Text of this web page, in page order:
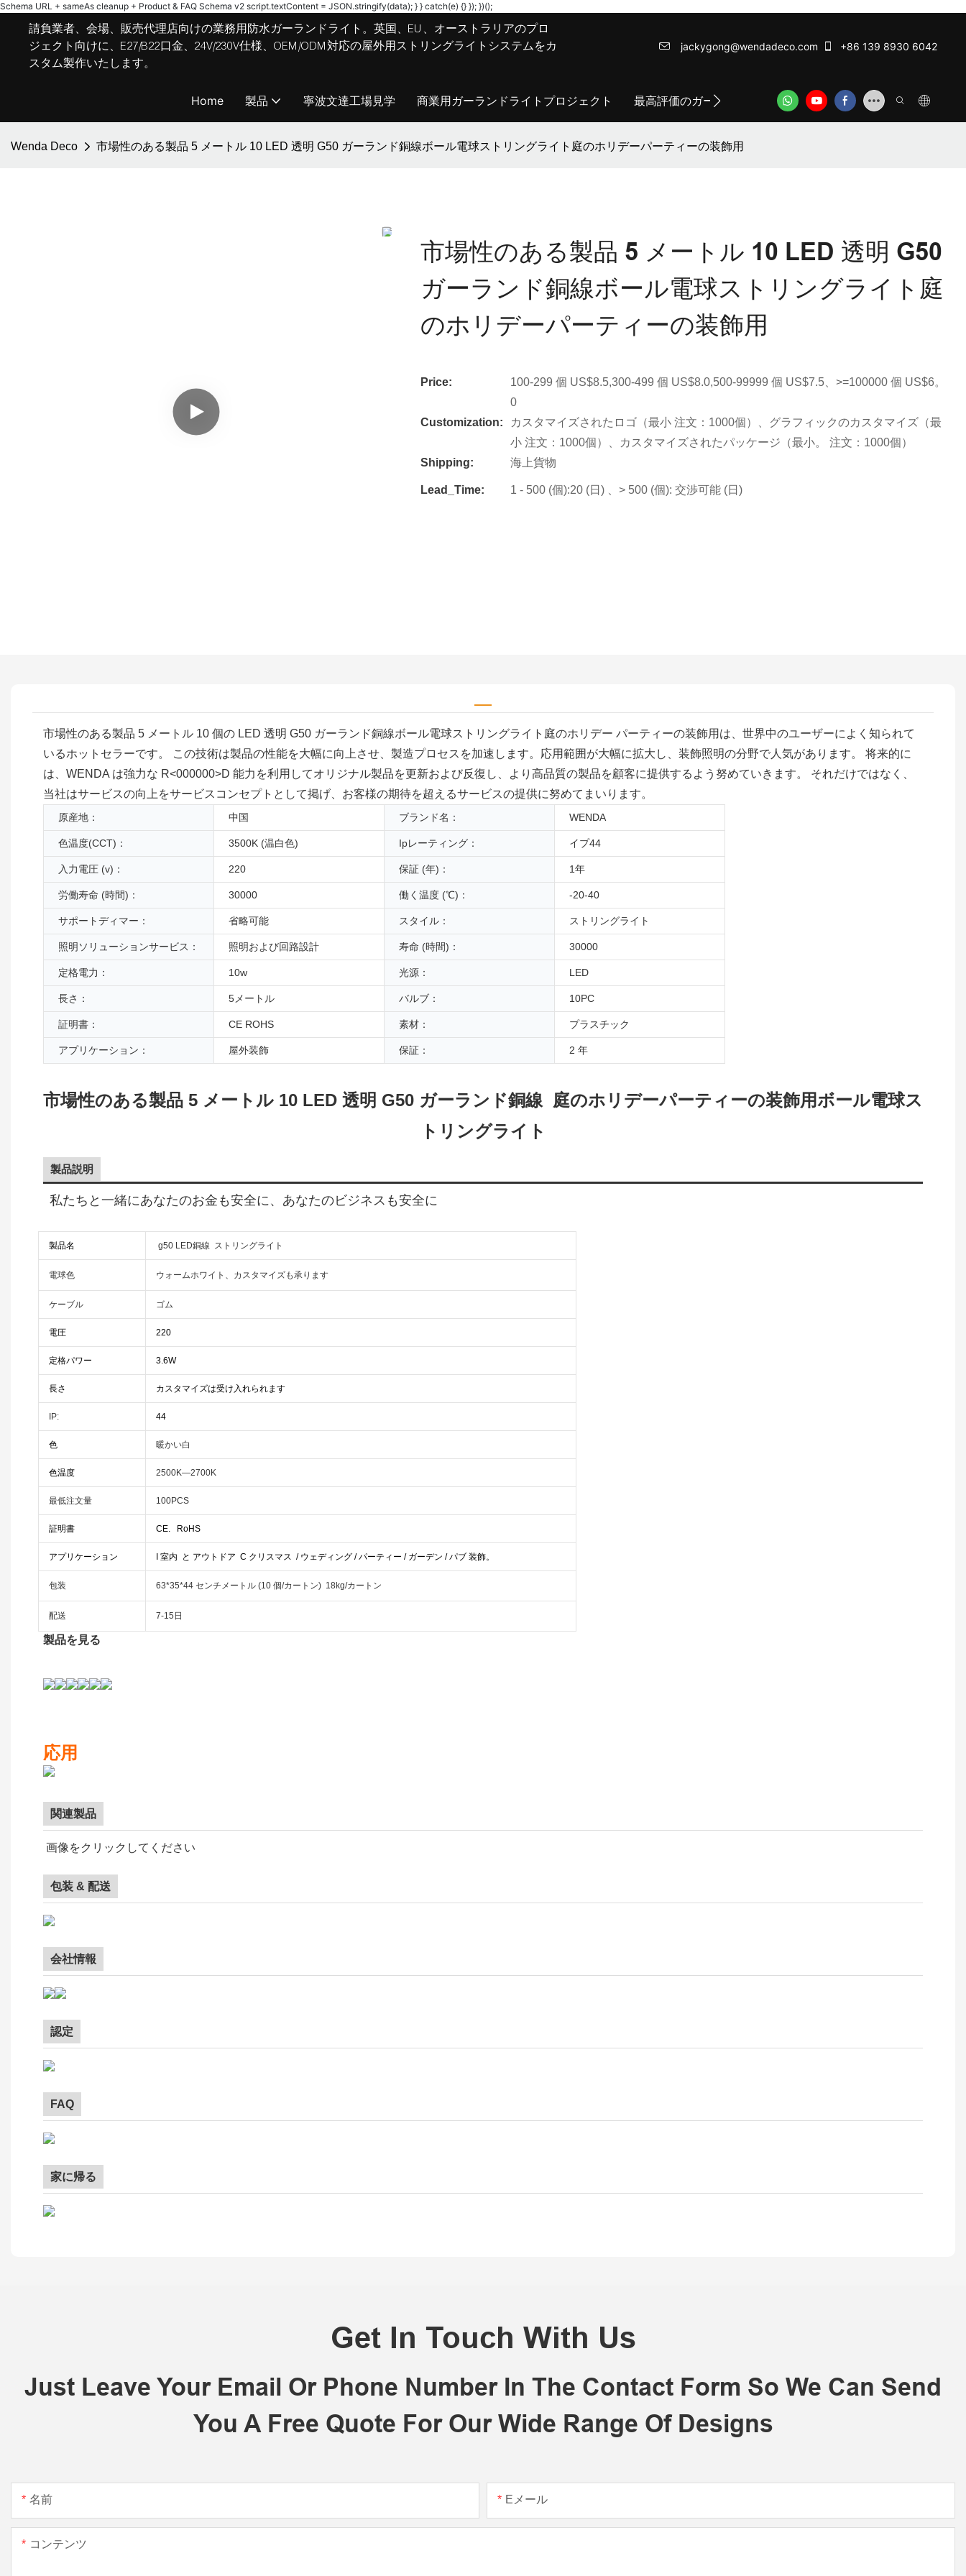
Schema URL + sameAs cleanup + Product & FAQ Schema v2 script.textContent = JSON.stringify(data); } } catch(e) {} }); })();
請負業者、会場、販売代理店向けの業務用防水ガーランドライト。英国、EU、オーストラリアのプロ
ジェクト向けに、E27/B22口金、24V/230V仕様、OEM/ODM対応の屋外用ストリングライトシステムをカ
スタム製作いたします。
jackygong@wendadeco.com​​​​​​​ +86 139 8930 6042
Home 製品 寧波文達工場見学 商業用ガーランドライトプロジェクト 最高評価のガーランドライト ODM/OEM SERVICE
Wenda Deco 市場性のある製品 5 メートル 10 LED 透明 G50 ガーランド銅線ボール電球ストリングライト庭のホリデーパーティーの装飾用
市場性のある製品 5 メートル 10 LED 透明 G50
ガーランド銅線ボール電球ストリングライト庭
のホリデーパーティーの装飾用
Price:
100-299 個 US$8.5,300-499 個 US$8.0,500-99999 個 US$7.5、>=100000 個 US$6。
0
Customization:
カスタマイズされたロゴ（最小 注文：1000個）、グラフィックのカスタマイズ（最
小 注文：1000個）、カスタマイズされたパッケージ（最小。 注文：1000個）
Shipping:
海上貨物
Lead_Time: 1 - 500 (個):20 (日) 、> 500 (個): 交渉可能 (日)
市場性のある製品 5 メートル 10 個の LED 透明 G50 ガーランド銅線ボール電球ストリングライト庭のホリデー パーティーの装飾用は、世界中のユーザーによく知られて
いるホットセラーです。 この技術は製品の性能を大幅に向上させ、製造プロセスを加速します。応用範囲が大幅に拡大し、装飾照明の分野で人気があります。 将来的に
は、WENDA は強力な R<00​​0000>D 能力を利用してオリジナル製品を更新および反復し、より高品質の製品を顧客に提供するよう努めていきます。 それだけではなく、
当社はサービスの向上をサービスコンセプトとして掲げ、お客様の期待を超えるサービスの提供に努めてまいります。
原産地： 中国 ブランド名： WENDA
色温度(CCT)： 3500K (温白色) Ipレーティング： イプ44
入力電圧 (v)： 220 保証 (年)： 1年
労働寿命 (時間)： 30000 働く温度 (℃)： -20-40
サポートディマー： 省略可能 スタイル： ストリングライト
照明ソリューションサービス： 照明および回路設計 寿命 (時間)： 30000
定格電力： 10w 光源： LED
長さ： 5メートル バルブ： 10PC
証明書： CE ROHS 素材： プラスチック
アプリケーション： 屋外装飾 保証： 2 年
市場性のある製品 5 メートル 10 LED 透明 G50 ガーランド銅線 庭のホリデーパーティーの装飾用ボール電球ス
トリングライト
製品説明
私たちと一緒にあなたのお金も安全に、あなたのビジネスも安全に
製品名 g50 LED銅線 ストリングライト
電球色 ウォームホワイト、カスタマイズも承ります
ケーブル ゴム
電圧 220
定格パワー 3.6W
長さ カスタマイズは受け入れられます
IP: 44
色 暖かい白
色温度 2500K—2700K
最低注文量 100PCS
証明書 CE. RoHS
アプリケーション I 室内 と アウトドア C クリスマス / ウェディング / パーティー / ガーデン / パブ装飾。
包装 63*35*44 センチメートル (10 個/カートン) 18kg/カートン
配送 7-15日
製品を見る
応用
関連製品
画像をクリックしてください
包装 & 配送
会社情報
認定
FAQ
家に帰る
Get In Touch With Us
Just Leave Your Email Or Phone Number In The Contact Form So We Can Send
You A Free Quote For Our Wide Range Of Designs
名前 Eメール
コンテンツ